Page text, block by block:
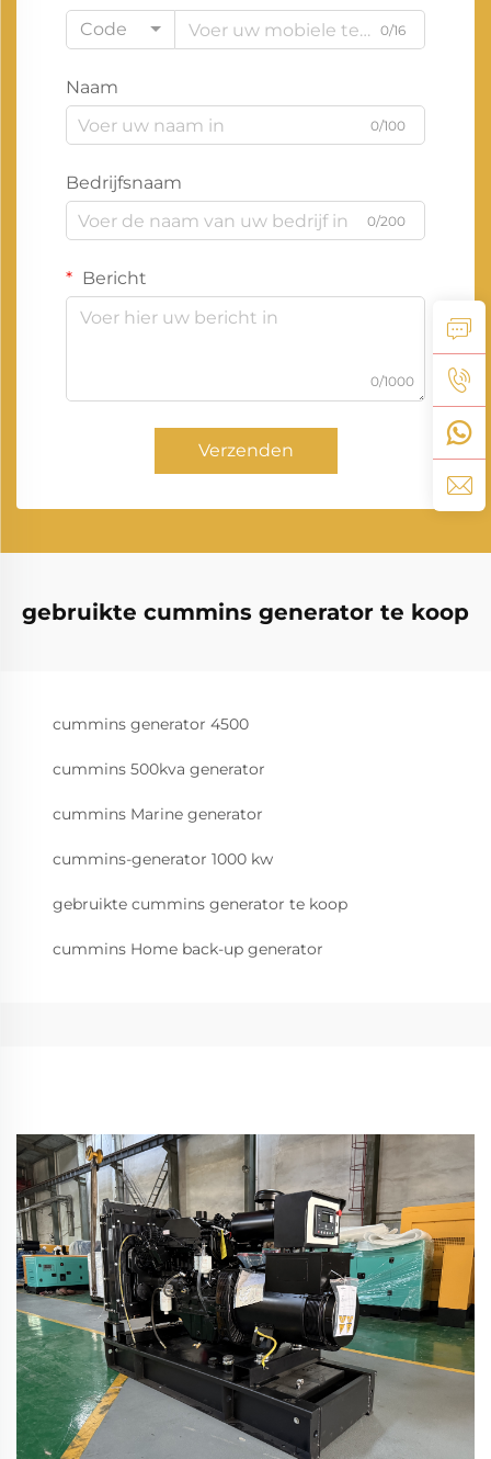
Code
0/16
Naam
0/100
Bedrijfsnaam
0/200
Bericht
0/1000
Verzenden
gebruikte cummins generator te koop
cummins generator 4500
cummins 500kva generator
cummins Marine generator
cummins-generator 1000 kw
gebruikte cummins generator te koop
cummins Home back-up generator